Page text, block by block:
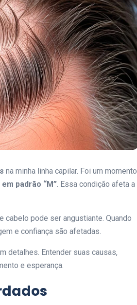
na minha linha capilar. Foi um momento
padrão “M” . Essa condição afeta a
cabelo pode ser angustiante. Quando
e confiança são afetadas.
detalhes. Entender suas causas,
e esperança.